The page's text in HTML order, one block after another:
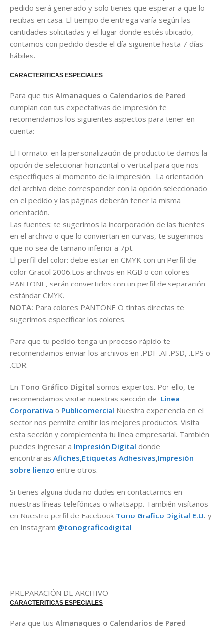
pedido será generado y solo tienes que esperar a que lo
recibas en casa. El tiempo de entrega varía según las
cantidades solicitadas y el lugar donde estés ubicado,
contamos con pedido desde el día siguiente hasta 7 días
hábiles.
CARACTERITICAS ESPECIALES
Para que tus Almanaques o Calendarios de Pared
cumplan con tus expectativas de impresión te
recomendamos los siguientes aspectos para tener en
cuenta:
El Formato: en la personalización de producto te damos la
opción de seleccionar horizontal o vertical para que nos
especifiques al momento de la impresión. La orientación
del archivo debe corresponder con la opción seleccionado
en el pedido y las páginas deberán tener la misma
orientación.
Las fuentes: te sugerimos la incorporación de las fuentes
en el archivo o que lo conviertan en curvas, te sugerimos
que no sea de tamaño inferior a 7pt.
El perfil del color: debe estar en CMYK con un Perfil de
color Gracol 2006.Los archivos en RGB o con colores
PANTONE, serán convertidos con un perfil de separación
estándar CMYK.
NOTA: Para colores PANTONE O tintas directas te
sugerimos especificar los colores.
Para que tu pedido tenga un proceso rápido te
recomendamos enviar los archivos en .PDF .AI .PSD, .EPS o
.CDR.
En Tono Gráfico Digital somos expertos. Por ello, te
recomendamos visitar nuestras sección de Linea
Corporativa o Publicomercial Nuestra experiencia en el
sector nos permite emitir los mejores productos. Visita
esta sección y complementa tu línea empresarial. También
puedes ingresar a Impresión Digital donde
encontraras Afiches,Etiquetas Adhesivas,Impresión
sobre lienzo entre otros.
Si tienes alguna duda no dudes en contactarnos en
nuestras líneas telefónicas o whatsapp. También visítanos
en Nuestro perfil de Facebook Tono Grafico Digital E.U. y
en Instagram @tonograficodigital
PREPARACIÓN DE ARCHIVO
CARACTERITICAS ESPECIALES
Para que tus Almanaques o Calendarios de Pared